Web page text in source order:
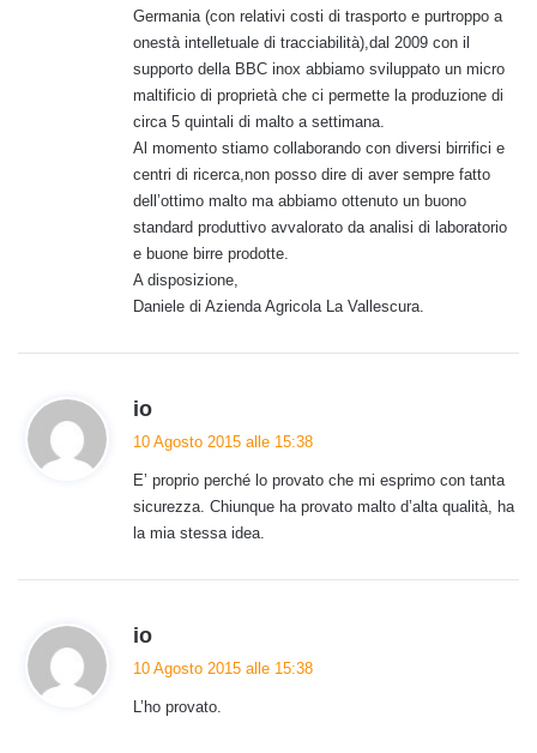
Germania (con relativi costi di trasporto e purtroppo a
onestà intelletuale di tracciabilità),dal 2009 con il
supporto della BBC inox abbiamo sviluppato un micro
maltificio di proprietà che ci permette la produzione di
circa 5 quintali di malto a settimana.
Al momento stiamo collaborando con diversi birrifici e
centri di ricerca,non posso dire di aver sempre fatto
dell’ottimo malto ma abbiamo ottenuto un buono
standard produttivo avvalorato da analisi di laboratorio
e buone birre prodotte.
A disposizione,
Daniele di Azienda Agricola La Vallescura.
io
e
t
t
10 Agosto 2015 alle 15:38
E’ proprio perché lo provato che mi esprimo con tanta
sicurezza. Chiunque ha provato malto d’alta qualità, ha
la mia stessa idea.
io
e
10 Agosto 2015 alle 15:38
L’ho provato.